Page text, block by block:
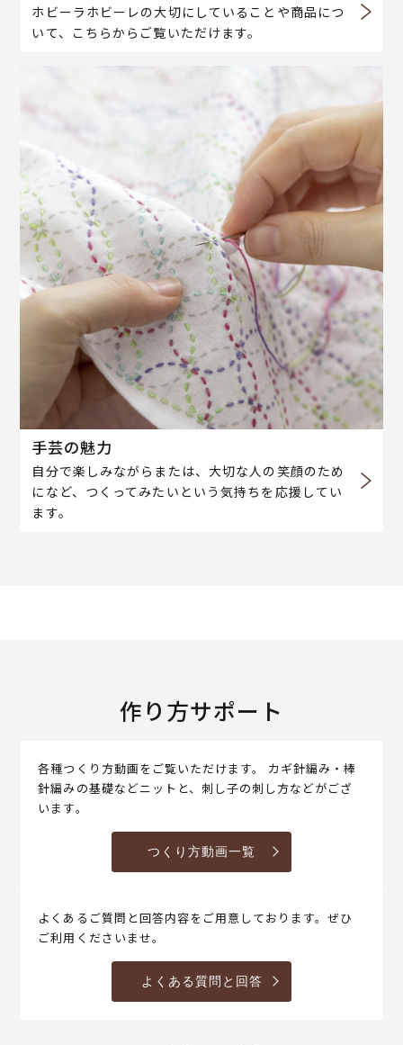
ホビーラホビーレの大切にしていることや商品につ
いて、こちらからご覧いただけます。
手芸の魅力
自分で楽しみながらまたは、大切な人の笑顔のため
になど、つくってみたいという気持ちを応援してい
ます。
作り方サポート
各種つくり方動画をご覧いただけます。 カギ針編み・棒
針編みの基礎などニットと、刺し子の刺し方などがござ
います。
つくり方動画一覧
よくあるご質問と回答内容をご用意しております。ぜひ
ご利用くださいませ。
よくある質問と回答